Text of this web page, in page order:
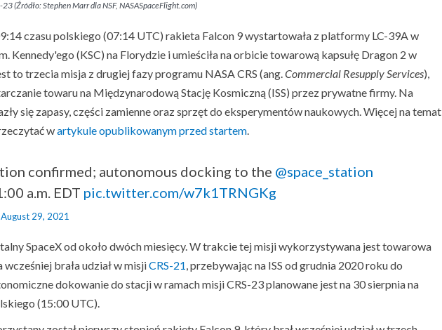
(Źródło: Stephen Marr dla NSF, NASASpaceFlight.com)
czasu polskiego (07:14 UTC) rakieta Falcon 9 wystartowała z platformy LC-39A w
Kennedy'ego (KSC) na Florydzie i umieściła na orbicie towarową kapsułę Dragon 2 w
to trzecia misja z drugiej fazy programu NASA CRS (ang. Commercial Resupply Services),
towaru na Międzynarodową Stację Kosmiczną (ISS) przez prywatne firmy. Na
się zapasy, części zamienne oraz sprzęt do eksperymentów naukowych. Więcej na temat
wartykule opublikowanym przed startem
confirmed; autonomous docking to the @space_station
a.m. EDT pic.twitter.com/w7k1TRNGKg
August 29, 2021
SpaceX od około dwóch miesięcy. W trakcie tej misji wykorzystywana jest towarowa
brała udział w misjiCRS-21 , przebywając na ISS od grudnia 2020 roku do
dokowanie do stacji w ramach misji CRS-23 planowane jest na 30 sierpnia na
(15:00 UTC).